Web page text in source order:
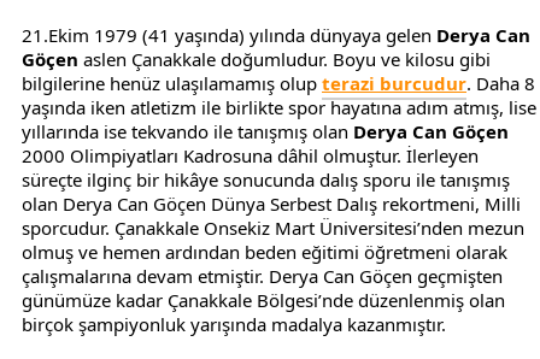
21.Ekim 1979 (41 yaşında) yılında dünyaya gelen Derya Can
Göçen aslen Çanakkale doğumludur. Boyu ve kilosu gibi
bilgilerine henüz ulaşılamamış olup terazi burcudur. Daha 8
yaşında iken atletizm ile birlikte spor hayatına adım atmış, lise
yıllarında ise tekvando ile tanışmış olan Derya Can Göçen
2000 Olimpiyatları Kadrosuna dâhil olmuştur. İlerleyen
süreçte ilginç bir hikâye sonucunda dalış sporu ile tanışmış
olan Derya Can Göçen Dünya Serbest Dalış rekortmeni, Milli
sporcudur. Çanakkale Onsekiz Mart Üniversitesi’nden mezun
olmuş ve hemen ardından beden eğitimi öğretmeni olarak
çalışmalarına devam etmiştir. Derya Can Göçen geçmişten
günümüze kadar Çanakkale Bölgesi’nde düzenlenmiş olan
birçok şampiyonluk yarışında madalya kazanmıştır.